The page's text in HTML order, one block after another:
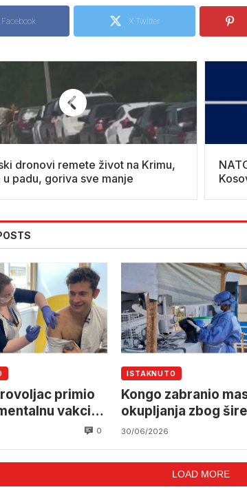
Facebook X Twitter
dronovi remete život na Krimu,
u padu, goriva sve manje
primio
vakcinu
0
ISTAKNUTO
Kongo zabranio
okupljanja zbog
ebole
30/06/2026
LOAD MORE